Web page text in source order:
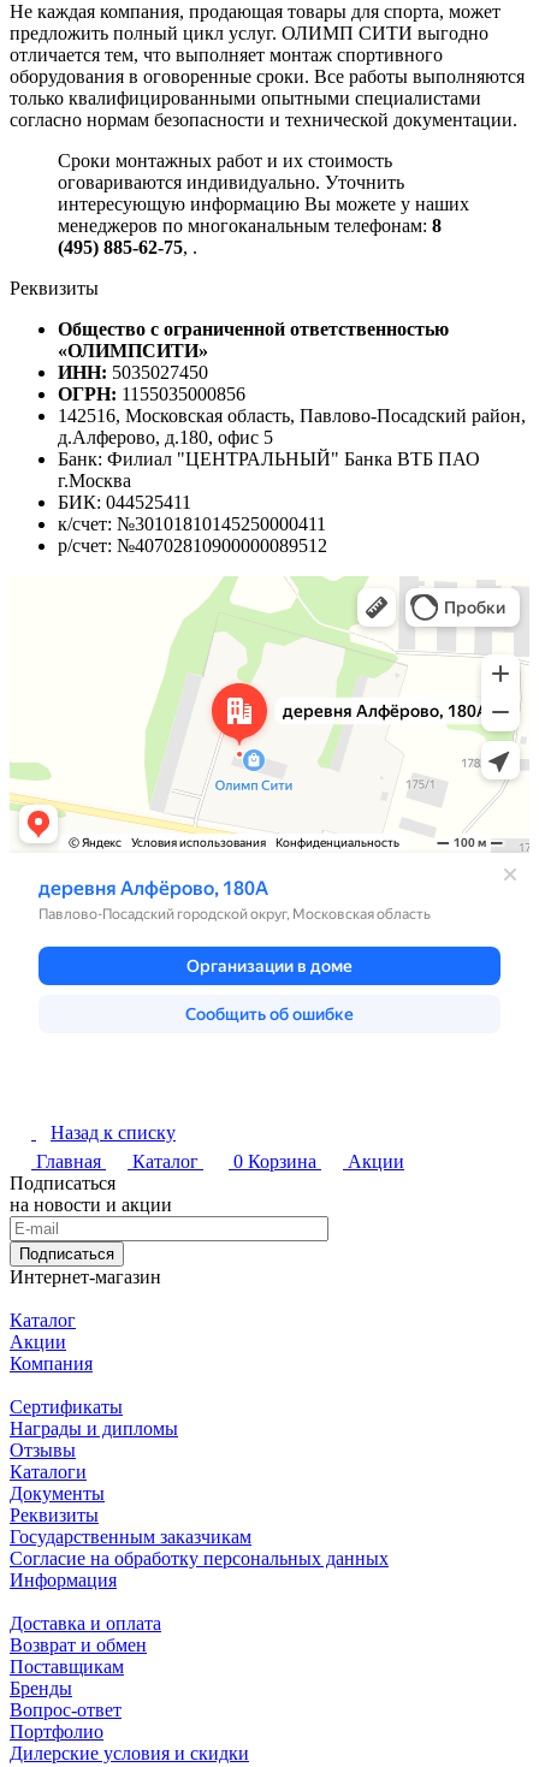
Не каждая компания, продающая товары для спорта, может
предложить полный цикл услуг. ОЛИМП СИТИ выгодно
отличается тем, что выполняет монтаж спортивного
оборудования в оговоренные сроки. Все работы выполняются
только квалифицированными опытными специалистами
согласно нормам безопасности и технической документации.
Сроки монтажных работ и их стоимость
оговариваются индивидуально. Уточнить
интересующую информацию Вы можете у наших
менеджеров по многоканальным телефонам: 8
(495) 885-62-75, .
Реквизиты
Общество с ограниченной ответственностью
«ОЛИМПСИТИ»
ИНН: 5035027450
ОГРН: 1155035000856
142516, Московская область, Павлово-Посадский район,
д.Алферово, д.180, офис 5
Банк: Филиал "ЦЕНТРАЛЬНЫЙ" Банка ВТБ ПАО
г.Москва
БИК: 044525411
к/счет: №30101810145250000411
р/счет: №40702810900000089512
Назад к списку
Главная
Каталог 0 Корзина
Акции
Подписаться
на новости и акции
Подписаться
Интернет-магазин
Каталог
Акции
Компания
Сертификаты
Награды и дипломы
Отзывы
Каталоги
Документы
Реквизиты
Государственным заказчикам
Согласие на обработку персональных данных
Информация
Доставка и оплата
Возврат и обмен
Поставщикам
Бренды
Вопрос-ответ
Портфолио
Дилерские условия и скидки